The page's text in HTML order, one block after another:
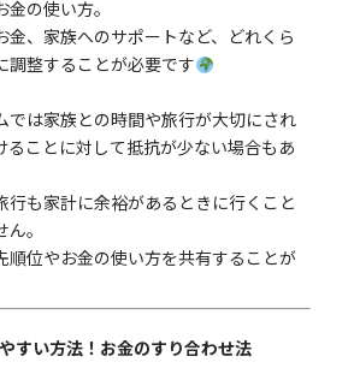
の使い方。
金、家族へのサポートなど、どれくら
調整することが必要です
では家族との時間や旅行が大切にされ
ることに対して抵抗が少ない場合もあ
行も家計に余裕があるときに行くこと
。
順位やお金の使い方を共有することが
すい方法！お金のすり合わせ法